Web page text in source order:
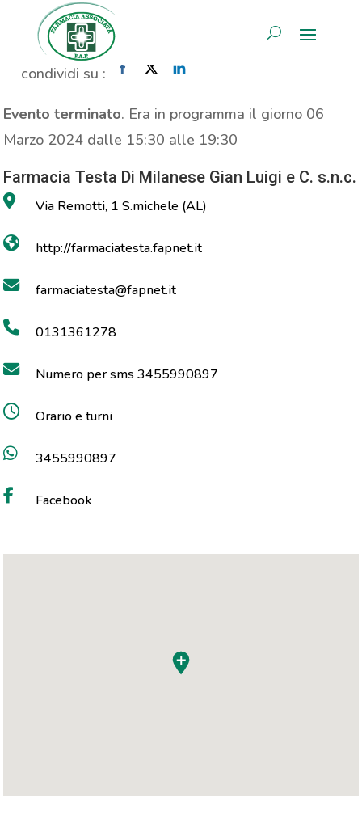
AREA RISERVATA
MOC
Home» Evento» MOC
condividi su :
Evento terminato. Era in programma il giorno 06
Marzo 2024 dalle 15:30 alle 19:30
Farmacia Testa Di Milanese Gian Luigi e C. s.n.c.
Via Remotti, 1 S.michele (AL)
http://farmaciatesta.fapnet.it
farmaciatesta@fapnet.it
0131361278
Numero per sms 3455990897
Orario e turni
3455990897
Facebook